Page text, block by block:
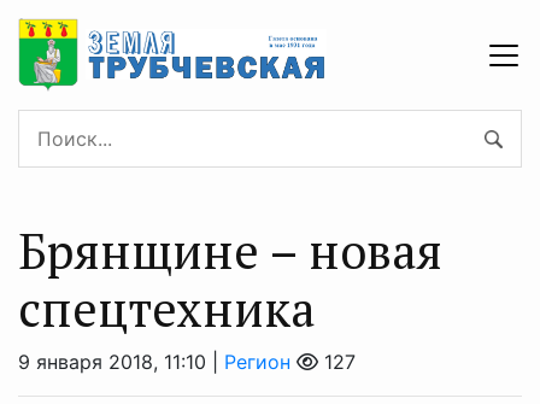
Брянщине – новая
спецтехника
9 января 2018, 11:10 | Регион 127